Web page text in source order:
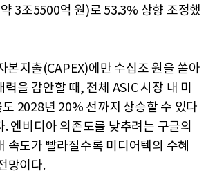
3조5500억 원)로 53.3% 상향 조정했
본지출(CAPEX)에만 수십조 원을 쏟아
을 감안할 때, 전체 ASIC 시장 내 미
2028년 20% 선까지 상승할 수 있다
. 엔비디아 의존도를 낮추려는 구글의
속도가 빨라질수록 미디어텍의 수혜
망이다.